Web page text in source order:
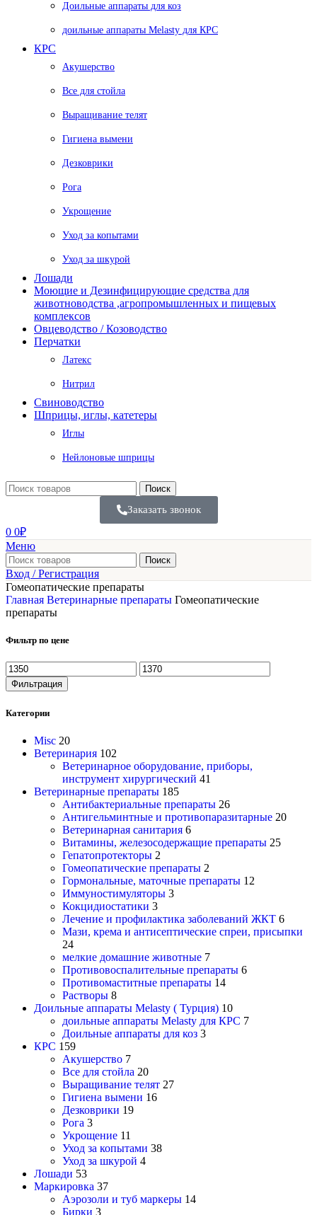
Доильные аппараты для коз
доильные аппараты Melasty для КРС
КРС
Акушерство
Все для стойла
Выращивание телят
Гигиена вымени
Дезковрики
Рога
Укрощение
Уход за копытами
Уход за шкурой
Лошади
Моющие и Дезинфицирующие средства для
животноводства ,агропромышленных и пищевых
комплексов
Овцеводство / Козоводство
Перчатки
Латекс
Нитрил
Свиноводство
Шприцы, иглы, катетеры
Иглы
Нейлоновые шприцы
Поиск
Заказать звонок
0 0₽
Меню
Поиск
Вход / Регистрация
Гомеопатические препараты
Главная Ветеринарные препараты Гомеопатические
препараты
Фильтр по цене
Фильтрация
Категории
Misc 20
Ветеринария 102
Ветеринарное оборудование, приборы,
инструмент хирургический 41
Ветеринарные препараты 185
Антибактериальные препараты 26
Антигельминтные и противопаразитарные 20
Ветеринарная санитария 6
Витамины, железосодержащие препараты 25
Гепатопротекторы 2
Гомеопатические препараты 2
Гормональные, маточные препараты 12
Иммуностимуляторы 3
Кокцидиостатики 3
Лечение и профилактика заболеваний ЖКТ 6
Мази, крема и антисептические спреи, присыпки
24
мелкие домашние животные 7
Противовоспалительные препараты 6
Противомаститные препараты 14
Растворы 8
Доильные аппараты Melasty ( Турция) 10
доильные аппараты Melasty для КРС 7
Доильные аппараты для коз 3
КРС 159
Акушерство 7
Все для стойла 20
Выращивание телят 27
Гигиена вымени 16
Дезковрики 19
Рога 3
Укрощение 11
Уход за копытами 38
Уход за шкурой 4
Лошади 53
Маркировка 37
Аэрозоли и туб маркеры 14
Бирки 3